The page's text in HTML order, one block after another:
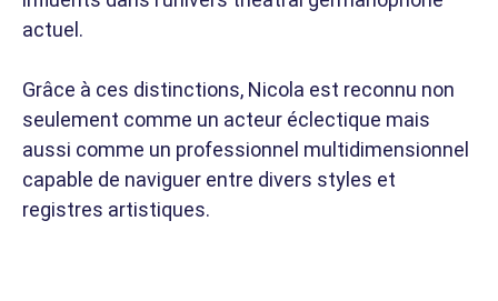
actuel.
Grâce à ces distinctions, Nicola est reconnu non
seulement comme un acteur éclectique mais
aussi comme un professionnel multidimensionnel
capable de naviguer entre divers styles et
registres artistiques.